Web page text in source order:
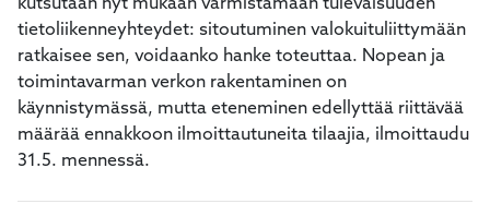
kutsutaan nyt mukaan varmistamaan tulevaisuuden
tietoliikenneyhteydet: sitoutuminen valokuituliittymään
ratkaisee sen, voidaanko hanke toteuttaa. Nopean ja
toimintavarman verkon rakentaminen on
käynnistymässä, mutta eteneminen edellyttää riittävää
määrää ennakkoon ilmoittautuneita tilaajia, ilmoittaudu
31.5. mennessä.